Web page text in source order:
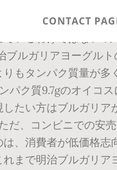
CONTACT
ガリアヨーグルトすべ
ブルガリアヨーグル
りもタンパク質量が多
パク質9.7gのオイコス
したい方はブルガリア
だ、コンビニでの安
は、消費者が低価格志
れまで明治ブルガリア